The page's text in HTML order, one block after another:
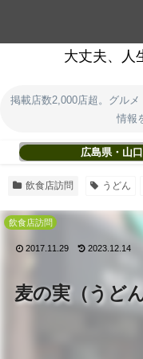
大丈夫、人
掲載店数2,000店超。グル
情報
広島県・山
飲食店訪問 うどん
麦の実（うど
飲食店訪問
2017.11.29 2023.12.14